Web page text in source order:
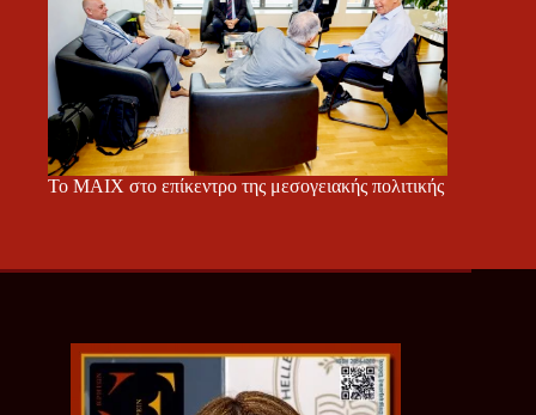
Το ΜΑΙΧ στο επίκεντρο της μεσογειακής πολιτικής